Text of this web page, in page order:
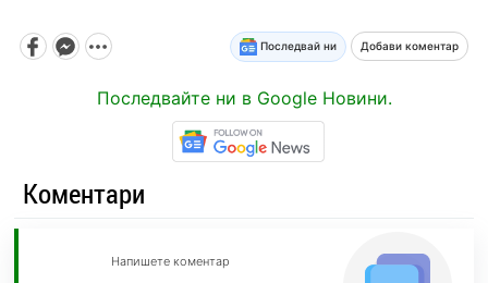
Последвай ни Добави коментар
Последвайте ни в Google Новини.
Коментари
Напишете коментар